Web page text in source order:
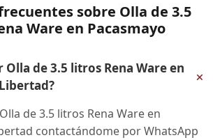
sobre Olla de 3.5
Ware en Pacasmayo
de 3.5 litros Rena Ware en
+
de 3.5 litros Rena Ware en
contactándome por WhatsApp